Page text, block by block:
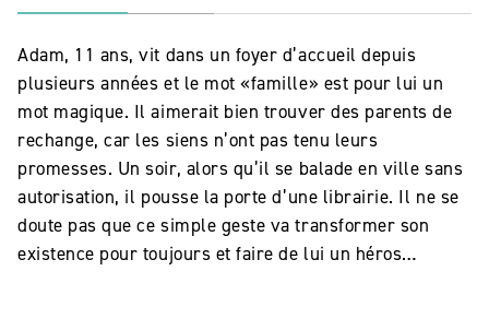
Adam, 11 ans, vit dans un foyer d’accueil depuis
plusieurs années et le mot «famille» est pour lui un
mot magique. Il aimerait bien trouver des parents de
rechange, car les siens n’ont pas tenu leurs
promesses. Un soir, alors qu’il se balade en ville sans
autorisation, il pousse la porte d’une librairie. Il ne se
doute pas que ce simple geste va transformer son
existence pour toujours et faire de lui un héros…